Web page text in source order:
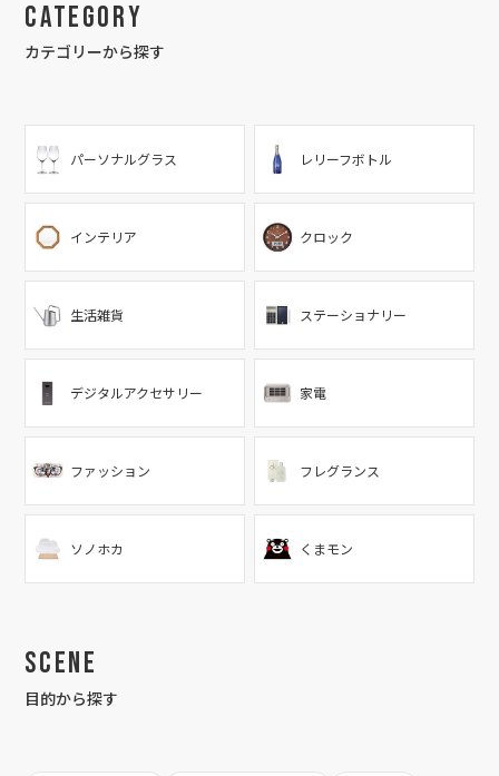
Category
カテゴリーから探す
パーソナルグラス レリーフボトル
インテリア クロック
生活雑貨 ステーショナリー
デジタルアクセサリー 家電
ファッション フレグランス
ソノホカ くまモン
Scene
目的から探す